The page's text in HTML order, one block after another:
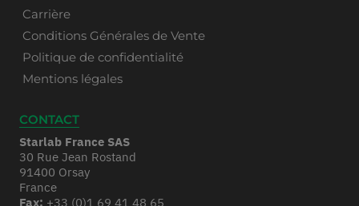
Carrière
Conditions Générales de Vente
Politique de confidentialité
Mentions légales
CONTACT
Starlab France SAS
30 Rue Jean Rostand
91400 Orsay
France
Fax: +33 (0)1 69 41 48 65